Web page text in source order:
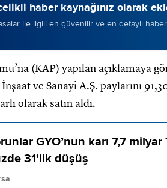
haber kaynağınız olarak
ile ilgili en güvenilir ve en detaylı
(KAP) yapılan açıklamaya
ve Sanayi A.Ş. paylarını
olarak satın aldı.
GYO’nun karı 7,7
31'lik düşüş